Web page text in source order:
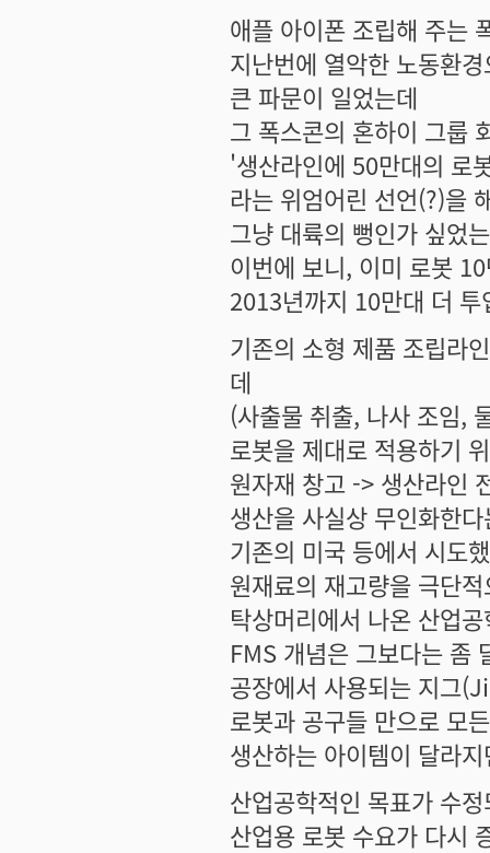
애플 아이폰 조립해 주는
지난번에 열악한 노동환
큰 파문이 일었는데
그 폭스콘의 혼하이 그룹
'생산라인에 50만대의 로
라는 위엄어린 선언(?)을
그냥 대륙의 뻥인가 싶었
이번에 보니, 이미 로봇
2013년까지 10만대 더 투
기존의 소형 제품 조립라
데
(사출물 취출, 나사 조임,
로봇을 제대로 적용하기
원자재 창고 -> 생산라인
생산을 사실상 무인화한
기존의 미국 등에서 시도
원재료의 재고량을 극단
탁상머리에서 나온 산업
FMS 개념은 그보다는 좀
공장에서 사용되는 지그
로봇과 공구들 만으로 모
생산하는 아이템이 달라
산업공학적인 목표가 수
산업용 로봇 수요가 다시